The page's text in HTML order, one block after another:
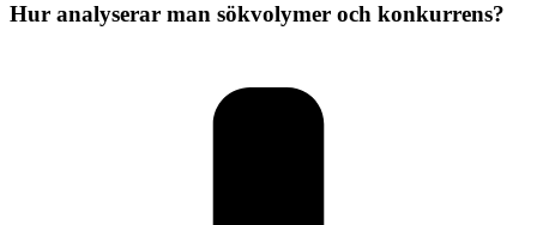
Hur analyserar man sökvolymer och konkurrens?